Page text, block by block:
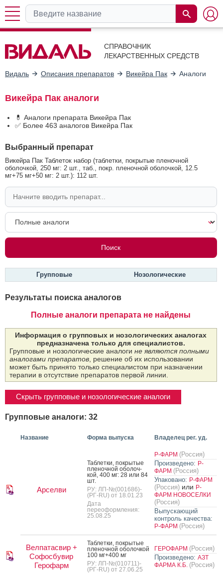
СПРАВОЧНИК
ЛЕКАРСТВЕННЫХ СРЕДСТВ
Видаль Описания препаратов Викейра Пак Аналоги
Викейра Пак аналоги
💊 Аналоги препарата Викейра Пак
✅ Более 463 аналогов Викейра Пак
Выбранный препарат
Викейра Пак Таблеток набор (таблетки, покрытые пленочной
оболочкой, 250 мг: 2 шт., таб., покр. пленочной оболочкой, 12.5
мг+75 мг+50 мг: 2 шт.): 112 шт.
Групповые Нозологические
Результаты поиска аналогов
Полные аналоги препарата не найдены
Информация о групповых и нозологических аналогах
предназначена только для специалистов.
Групповые и нозологические аналоги не являются полными
аналогами препаратов , решение об их использовании
может быть принято только специалистом при назначении
терапии в отсутствие препаратов первой линии.
Скрыть групповые и нозологические аналоги
Групповые аналоги: 32
Название Форма выпуска Владелец рег. уд.
Арселви
Таб­летки, пок­ры­тые
пле­ноч­ной обо­лоч­
кой, 400 мг: 28 или 84
шт.
РУ: ЛП-№(001686)-
(РГ-RU) от 18.01.23
Дата
переоформления:
25.08.25
Р-ФАРМ (Россия)
Произведено: Р-
ФАРМ (Россия)
Упаковано: Р-ФАРМ
(Россия) или Р-
ФАРМ НОВОСЕЛКИ
(Россия)
Выпускающий
контроль качества:
Р-ФАРМ (Россия)
Велпатасвир +
Софосбувир
Герофарм
Таб­летки, пок­ры­тые
пле­ноч­ной обо­лоч­кой
100 мг+400 мг
РУ: ЛП-№(010711)-
(РГ-RU) от 27.06.25
ГЕРОФАРМ (Россия)
Произведено: АЗТ
ФАРМА К.Б. (Россия)